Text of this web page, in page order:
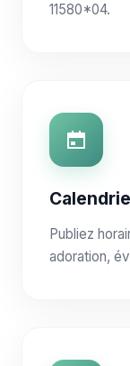
11580*04.
Publiez
adoration,